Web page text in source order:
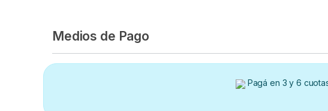
Medios de Pago
Pagá en 3 y 6